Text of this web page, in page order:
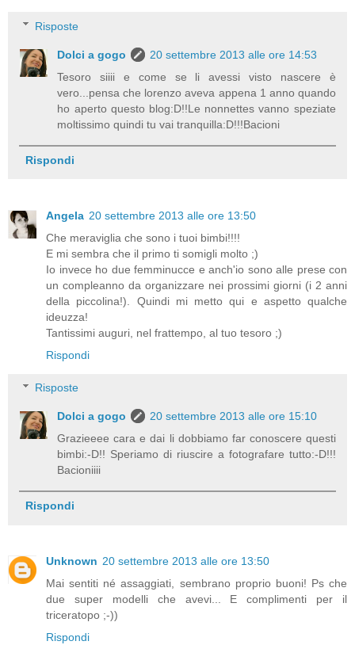
Risposte
Dolci a gogo
20 settembre 2013 alle ore 14:53
Tesoro siiii e come se li avessi visto nascere è
vero...pensa che lorenzo aveva appena 1 anno quando
ho aperto questo blog:D!!Le nonnettes vanno speziate
moltissimo quindi tu vai tranquilla:D!!!Bacioni
Rispondi
Angela 20 settembre 2013 alle ore 13:50
Che meraviglia che sono i tuoi bimbi!!!!
E mi sembra che il primo ti somigli molto ;)
Io invece ho due femminucce e anch'io sono alle prese con
un compleanno da organizzare nei prossimi giorni (i 2 anni
della piccolina!). Quindi mi metto qui e aspetto qualche
ideuzza!
Tantissimi auguri, nel frattempo, al tuo tesoro ;)
Rispondi
Risposte
Dolci a gogo
20 settembre 2013 alle ore 15:10
Grazieeee cara e dai li dobbiamo far conoscere questi
bimbi:-D!! Speriamo di riuscire a fotografare tutto:-D!!!
Bacioniiii
Rispondi
Unknown 20 settembre 2013 alle ore 13:50
Mai sentiti né assaggiati, sembrano proprio buoni! Ps che
due super modelli che avevi... E complimenti per il
triceratopo ;-))
Rispondi